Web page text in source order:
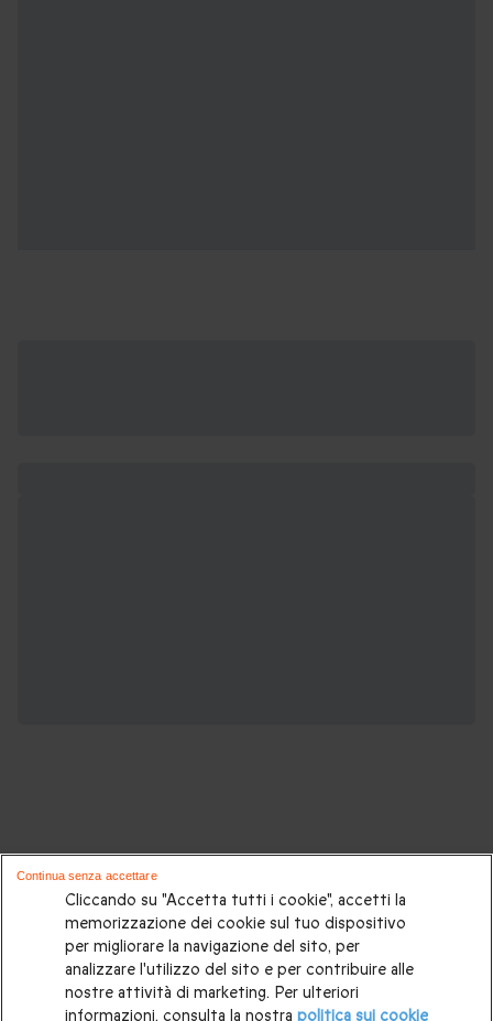
Voli in Mongolfiera, potrebbero piacerti
anche:
Volo in mongolfiera | Volo in mongolfiera per due
mongolfiera nel fine settimana|Volo in mongolifera a
Cliccando su "Accetta tutti i cookie", accetti la
memorizzazione dei cookie sul tuo dispositivo
per migliorare la navigazione del sito, per
analizzare l'utilizzo del sito e per contribuire alle
nostre attività di marketing. Per ulteriori
informazioni, consulta la nostra politica sui cookie
Continua senza accettare